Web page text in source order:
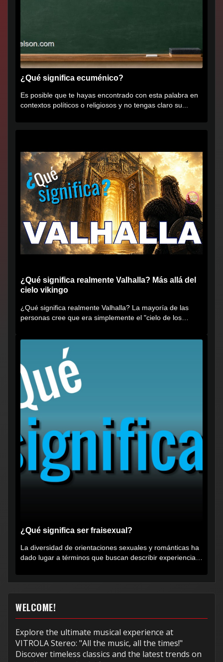
¿Qué significa ecuménico?
Es posible que te hayas encontrado con esta palabra en
contextos políticos o religiosos y no tengas claro su...
¿Qué significa realmente Valhalla? Más allá del
cielo vikingo
¿Qué significa realmente Valhalla? La mayoría de las
personas cree que era simplemente el "cielo de los
¿Qué significa ser fraisexual?
La diversidad de orientaciones sexuales y románticas ha
dado lugar a términos que buscan describir experiencias
WELCOME!
Explore the ultimate musical experience at
VITROLA Stereo: "All the music, all the times!"
Discover timeless classics and the latest trends on